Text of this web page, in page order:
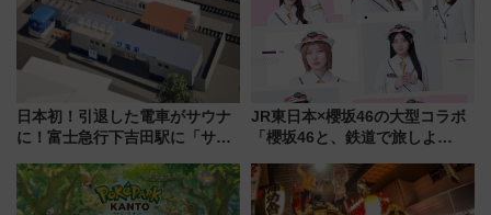
日本初！引退した電車がサウナ
に！富士急行下吉田駅に「サ電
業 行き交う電車の音や振動を
感じながら「ととのう」新感覚
JR東日本×櫻坂46の大型コラボ
「櫻坂46と、鉄道で旅しよ
潟・長野・庄内へ